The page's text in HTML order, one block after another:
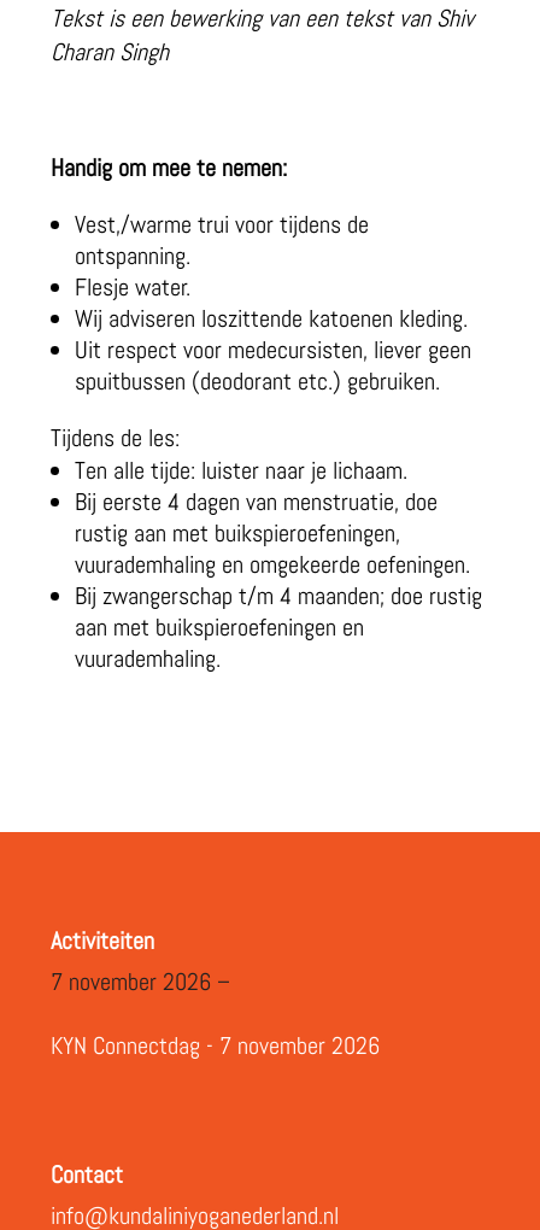
Tekst is een bewerking van een tekst van Shiv
Charan Singh
Handig om mee te nemen:
Vest,/warme trui voor tijdens de
ontspanning.
Flesje water.
Wij adviseren loszittende katoenen kleding.
Uit respect voor medecursisten, liever geen
spuitbussen (deodorant etc.) gebruiken.
Tijdens de les:
Ten alle tijde: luister naar je lichaam.
Bij eerste 4 dagen van menstruatie, doe
rustig aan met buikspieroefeningen,
vuurademhaling en omgekeerde oefeningen.
Bij zwangerschap t/m 4 maanden; doe rustig
aan met buikspieroefeningen en
vuurademhaling.
Activiteiten
7 november 2026 –
KYN Connectdag - 7 november 2026
Contact
info@kundaliniyoganederland.nl